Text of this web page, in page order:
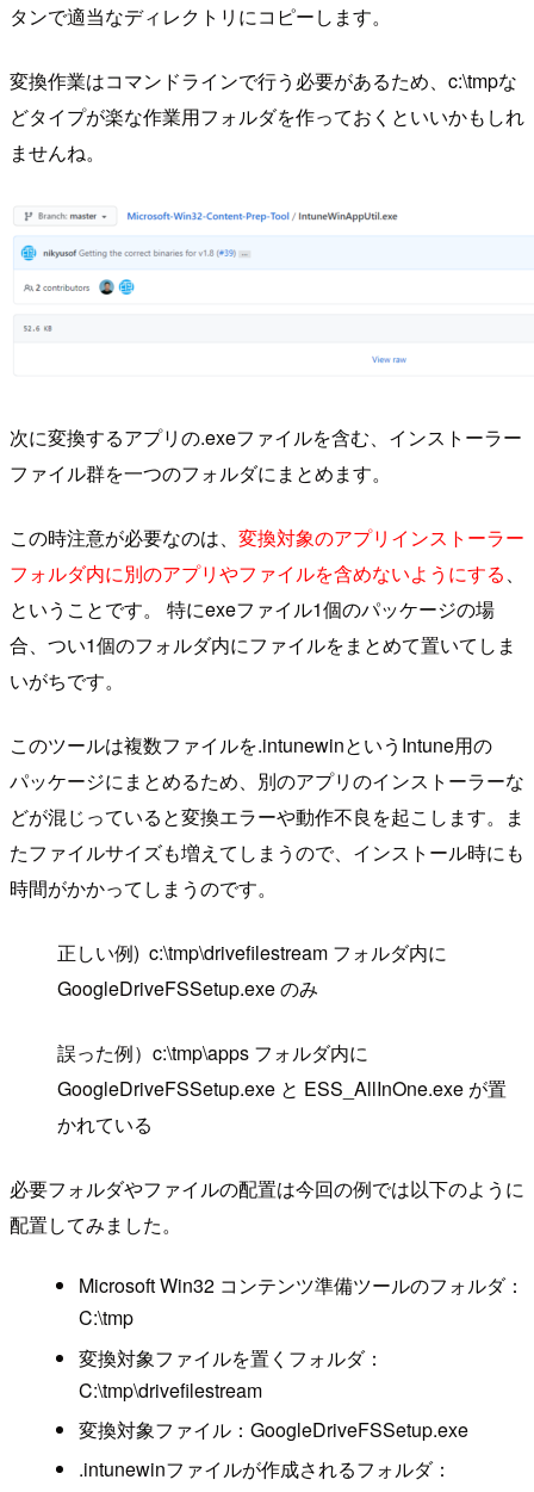
タンで適当なディレクトリにコピーします。
変換作業はコマンドラインで行う必要があるため、c:\tmpな
どタイプが楽な作業用フォルダを作っておくといいかもしれ
ませんね。
次に変換するアプリの.exeファイルを含む、インストーラー
ファイル群を一つのフォルダにまとめます。
この時注意が必要なのは、 変換対象のアプリインストーラー
フォルダ内に別のアプリやファイルを含めないようにする、
ということです。 特にexeファイル1個のパッケージの場
合、つい1個のフォルダ内にファイルをまとめて置いてしま
いがちです。
このツールは複数ファイルを.intunewinというIntune用の
パッケージにまとめるため、別のアプリのインストーラーな
どが混じっていると変換エラーや動作不良を起こします。ま
たファイルサイズも増えてしまうので、インストール時にも
時間がかかってしまうのです。
正しい例) c:\tmp\drivefilestream フォルダ内に
GoogleDriveFSSetup.exe のみ
誤った例）c:\tmp\apps フォルダ内に
GoogleDriveFSSetup.exe と ESS_AllInOne.exe が置
かれている
必要フォルダやファイルの配置は今回の例では以下のように
配置してみました。
Microsoft Win32 コンテンツ準備ツールのフォルダ：
C:\tmp
変換対象ファイルを置くフォルダ：
C:\tmp\drivefilestream
変換対象ファイル：GoogleDriveFSSetup.exe
.intunewinファイルが作成されるフォルダ：